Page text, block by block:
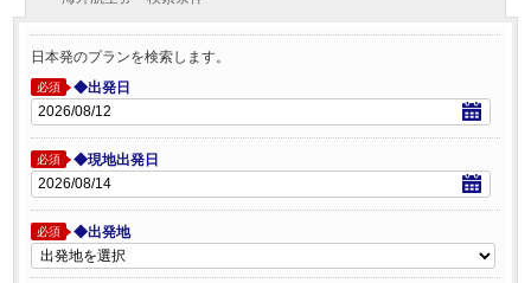
日本発のプランを検索します。
必須 ◆出発日
必須 ◆現地出発日
必須 ◆出発地